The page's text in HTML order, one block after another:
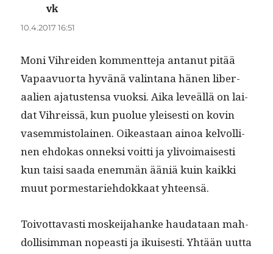
vk
10.4.2017 16:51
Moni Vihrei­den kom­ment­te­ja antanut pitää
Vapaavuor­ta hyvänä val­in­tana hänen lib­er­
aalien aja­tusten­sa vuok­si. Aika lev­eäl­lä on lai­
dat Vihreis­sä, kun puolue yleis­es­ti on kovin
vasem­mis­to­lainen. Oikeas­t­aan ain­oa kelvolli­
nen ehdokas onnek­si voit­ti ja ylivoimais­es­ti
kun taisi saa­da enem­män ääniä kuin kaik­ki
muut pormes­tariehdokkaat yhteensä.
Toiv­ot­tavasti moskei­ja­hanke hau­dataan mah­
dol­lisim­man nopeasti ja ikuis­es­ti. Yhtään uut­ta